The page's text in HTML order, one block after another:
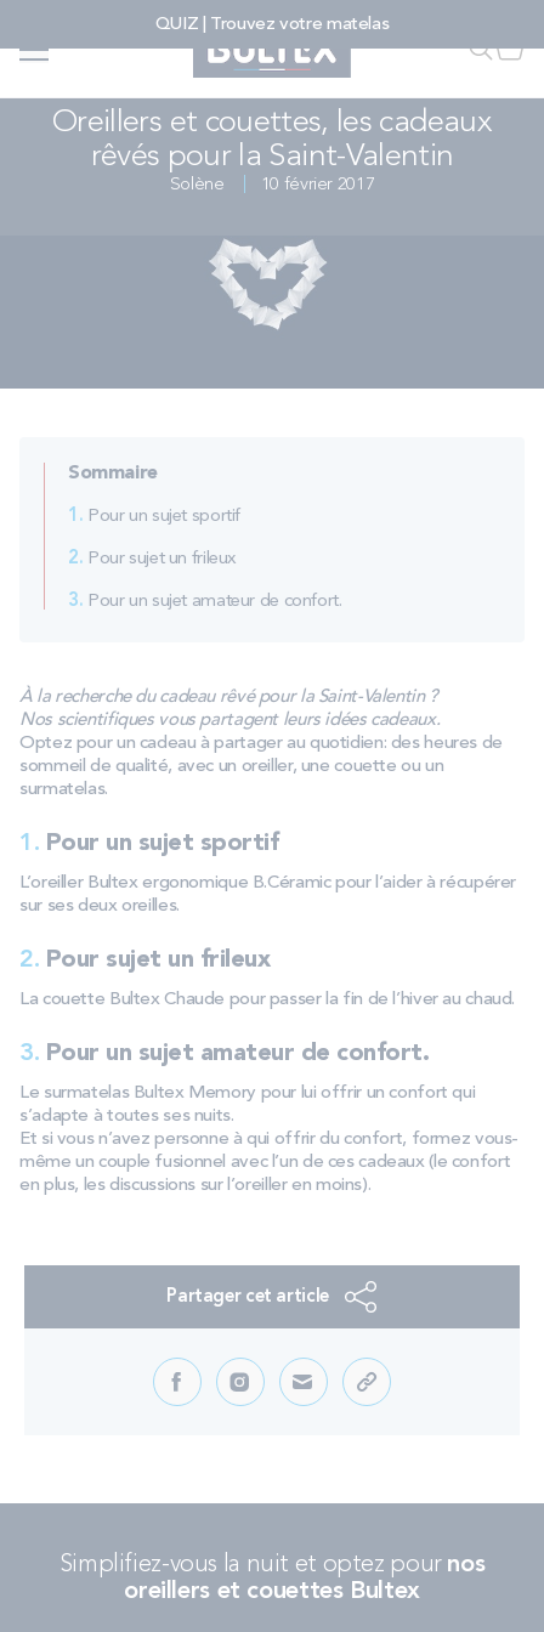
QUIZ | Trouvez votre matelas
Faire
FAIRE UNE RECHERCHE
ACCESSOIRES
PROMOS
Nos engagements
Storelocator
Contact
Oreillers et couettes, les cadeaux rêvés pour la Saint-Valentin – Bultex
CONSEILS LITERIE & MATELAS
Oreillers et couettes, les cadeaux
rêvés pour la Saint-Valentin
Solène 10 février 2017
Sommaire
1. Pour un sujet sportif
2. Pour sujet un frileux
3. Pour un sujet amateur de confort.
À la recherche du cadeau rêvé pour la Saint-Valentin ?
Nos scientifiques vous partagent leurs idées cadeaux.
Optez pour un cadeau à partager au quotidien: des heures de
sommeil de qualité, avec un oreiller, une couette ou un
surmatelas.
1. Pour un sujet sportif
L’oreiller Bultex ergonomique B.Céramic pour l’aider à récupérer
sur ses deux oreilles.
2. Pour sujet un frileux
La couette Bultex Chaude pour passer la fin de l’hiver au chaud.
3. Pour un sujet amateur de confort.
Le surmatelas Bultex Memory pour lui offrir un confort qui
s’adapte à toutes ses nuits.
Et si vous n’avez personne à qui offrir du confort, formez vous-
même un couple fusionnel avec l’un de ces cadeaux (le confort
en plus, les discussions sur l’oreiller en moins).
Partager cet article
Simplifiez-vous la nuit et optez pour nos
oreillers et couettes Bultex